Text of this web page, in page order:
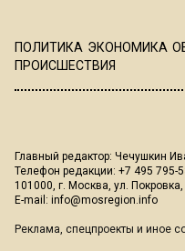
ПОЛИТИКА ЭКОНОМИКА
ПРОИСШЕСТВИЯ
Главный редактор: Чечушкин
Телефон редакции: +7 495 795-
101000, г. Москва, ул.
E-mail: info@mosregion.info
Реклама, спецпроекты и иное